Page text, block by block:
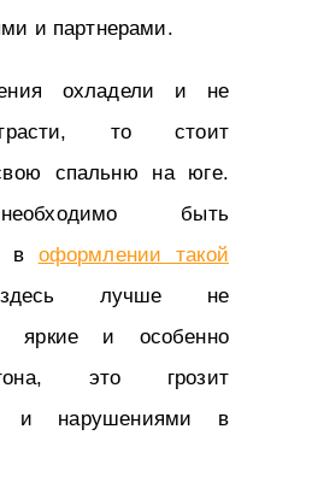
и партнерами.
охладели и не
то стоит
спальню на юге.
быть
в оформлении такой
лучше не
яркие и особенно
это грозит
и нарушениями в